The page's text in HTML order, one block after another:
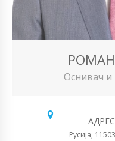
Оснивач и
Русија,